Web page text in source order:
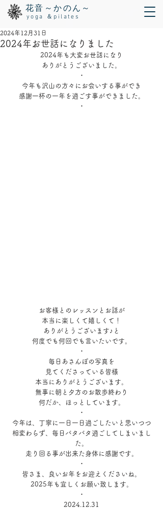
花音～かのん～
yoga ＆pilates
2024年お世話になりました
2024年12月31日
2024年も大変お世話になり
ありがとうございました。
・
今年も沢山の方々にお会いする事ができ
感謝一杯の一年を過ごす事ができました。
・
お客様とのレッスンとお話が
本当に楽しくて嬉しくて！
ありがとうございます♪と
何度でも何回でも言いたいです。
・
毎日あさんぽの写真を
見てくださっている皆様
本当にありがとうございます。
無事に朝と夕方のお散歩終わり
何だか、ほっとしています。
・
今年は、丁寧に一日一日過ごしたいと思いつつ
相変わらず、毎日バタバタ過ごしてしまいまし
た。
走り回る事が出来た身体に感謝です。
・
皆さま、良いお年をお迎えくださいね。
2025年も宜しくお願い致します。
・
2024.12.31